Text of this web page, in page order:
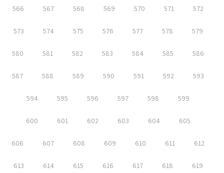
566 567 568 569 570 571 572
573 574 575 576 577 578 579
580 581 582 583 584 585 586
587 588 589 590 591 592 593
594 595 596 597 598 599
600 601 602 603 604 605
606 607 608 609 610 611 612
613 614 615 616 617 618 619